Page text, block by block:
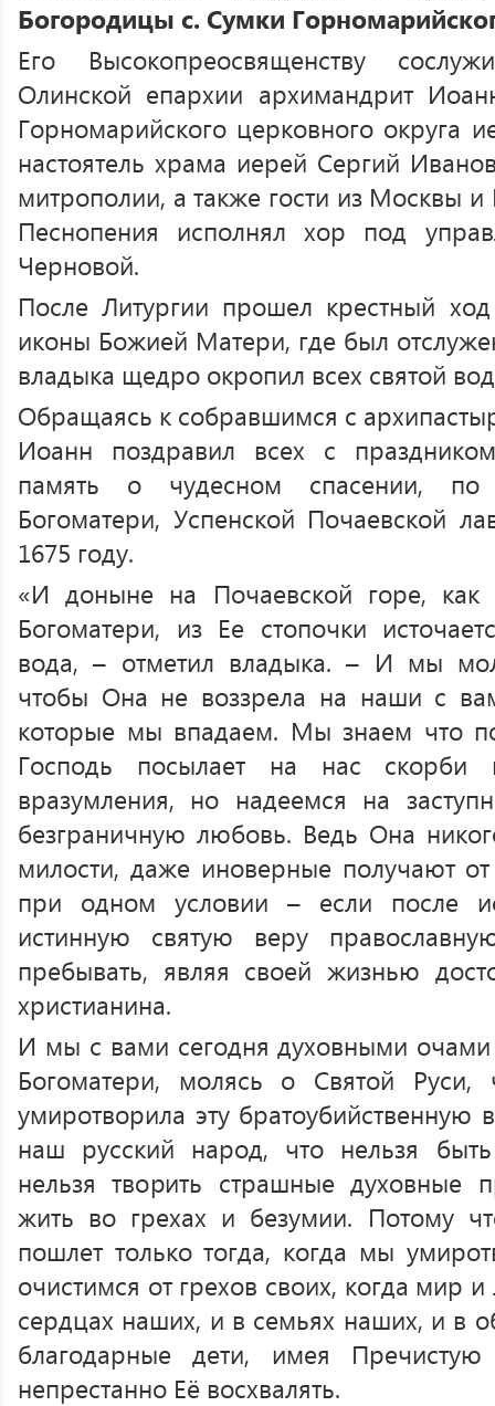
Богородицы с. Сумки
Его Высокопреосвященству
Олинской епархии архимандрит
Горномарийского церковного округа
настоятель храма иерей Сергий
митрополии, а также гости из Москвы
Песнопения исполнял хор под
Черновой.
После Литургии прошел крестный
иконы Божией Матери, где был
владыка щедро окропил всех святой
Обращаясь к собравшимся с
Иоанн поздравил всех с
память о чудесном спасении, по
Богоматери, Успенской Почаевской
1675 году.
«И доныне на Почаевской горе, как
Богоматери, из Ее стопочки
вода, – отметил владыка. – И мы
чтобы Она не воззрела на наши с
которые мы впадаем. Мы знаем что
Господь посылает на нас
вразумления, но надеемся на
безграничную любовь. Ведь Она
милости, даже иноверные получают
при одном условии – если после
истинную святую веру
пребывать, являя своей жизнью
христианина.
И мы с вами сегодня духовными
Богоматери, молясь о Святой
умиротворила эту братоубийственную
наш русский народ, что нельзя
нельзя творить страшные духовные
жить во грехах и безумии. Потому
пошлет только тогда, когда мы
очистимся от грехов своих, когда мир
сердцах наших, и в семьях наших, и в
благодарные дети, имея
непрестанно Её восхвалять.